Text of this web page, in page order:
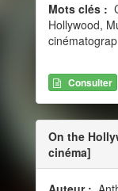
Mots clés :
Hollywood,
Consulter
On the
cinéma]